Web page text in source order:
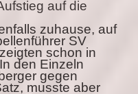
auf die
zuhause, auf
SV
schon in
den Einzeln
gegen
musste aber